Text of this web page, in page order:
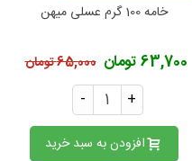
خامه 100 گرم عسلی میهن
63,700 تومان 65,000 تومان
- +
افزودن به سبد خرید